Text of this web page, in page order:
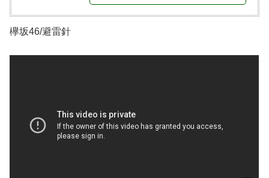
欅坂46/避雷針